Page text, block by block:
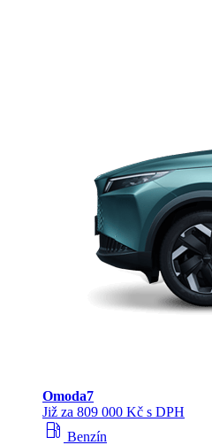
Omoda7
Již za 809 000 Kč s DPH
local_gas_station Benzín